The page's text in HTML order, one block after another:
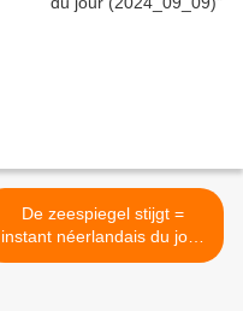
De zeespiegel stijgt =
instant néerlandais du jour
(2021_11_03) >